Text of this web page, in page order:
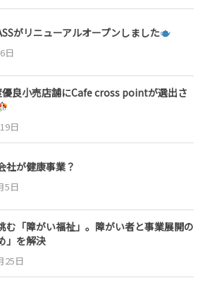
がリニューアルオープンしました
日
良小売店舗にCafe cross pointが選出さ
日
社が健康事業？
5日
む「障がい福祉」。障がい者と事業展開の
」を解決
25日